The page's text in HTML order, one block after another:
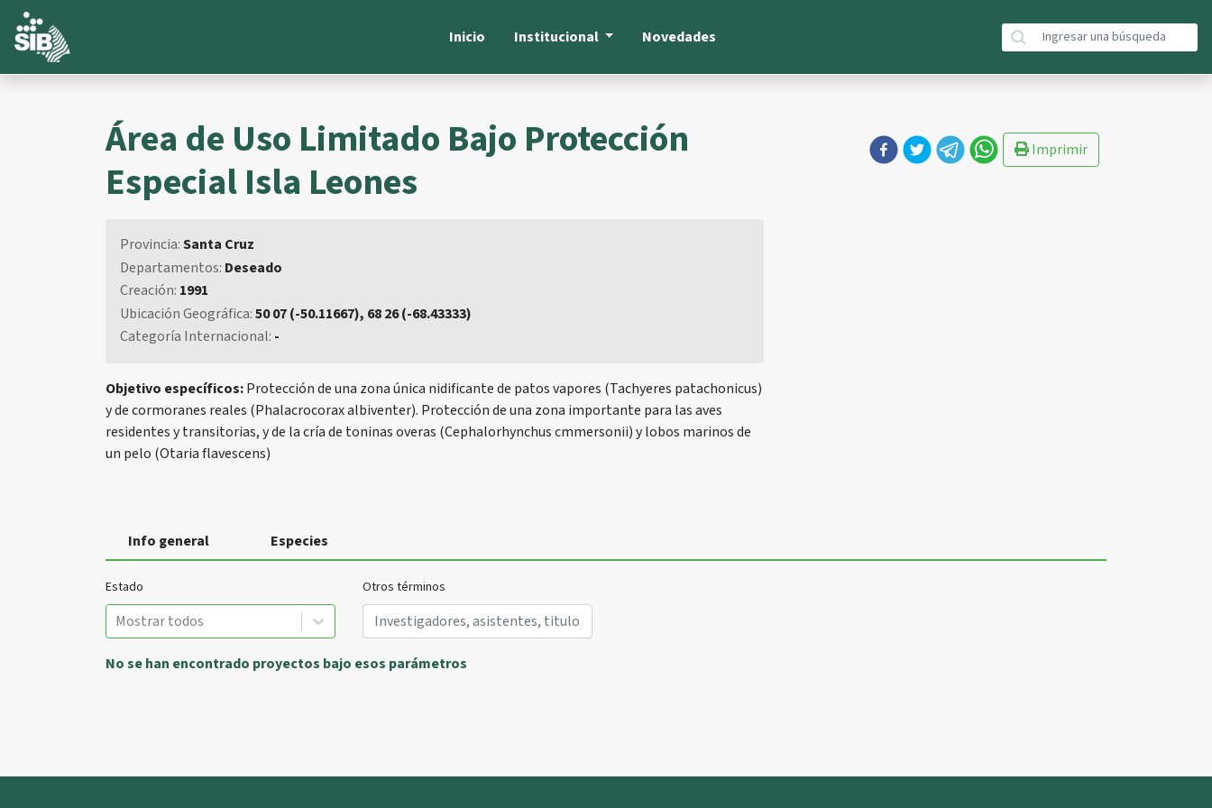
Inicio Institucional Novedades
Imprimir
Área de Uso Limitado Bajo Protección
Especial Isla Leones
Provincia:Santa Cruz
Departamentos: Deseado
Creación: 1991
Ubicación Geográfica:50 07 (-50.11667), 68 26 (-68.43333)
Categoría Internacional: -
Objetivo específicos:Protección de una zona única nidificante de patos vapores (Tachyeres patachonicus)
y de cormoranes reales (Phalacrocorax albiventer). Protección de una zona importante para las aves
residentes y transitorias, y de la cría de toninas overas (Cephalorhynchus cmmersonii) y lobos marinos de
un pelo (Otaria flavescens)
Info general Especies
Estado
Mostrar todos
Otros términos
No se han encontrado proyectos bajo esos parámetros